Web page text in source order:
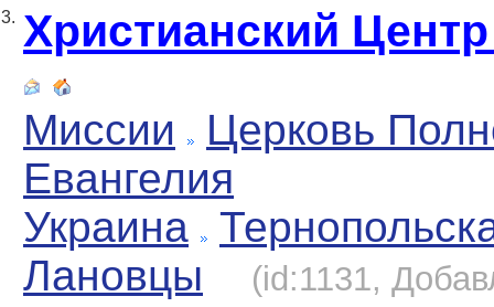
3. Христианский
Миссии
Церковь
Евангелия
Украина
Лановцы
(id:1131,